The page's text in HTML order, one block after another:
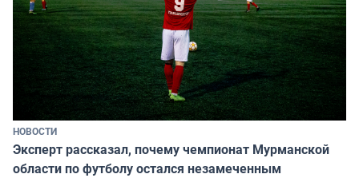
НОВОСТИ
Эксперт рассказал, почему чемпионат Мурманской
области по футболу остался незамеченным